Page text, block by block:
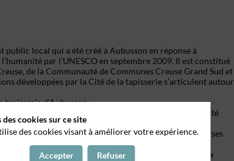
local qui a été créé à Aubusson en réponse à
par l’UNESCO en septembre 2009. Il est constitué
de la Communauté de Communes Creuse Grand Sud et
développées par la Cité de la tapisserie s’articulent autour
tapisserie d'Aubusson ;
la constitution du Fonds contemporain de la Cité
de formation, de transmission et de promotion de ses
manufactures en personnel lissiers ;
destinations de proximité et en particulier autour de la
cookies sur ce site
des cookies visant à améliorer votre expérience.
Accepter Refuser